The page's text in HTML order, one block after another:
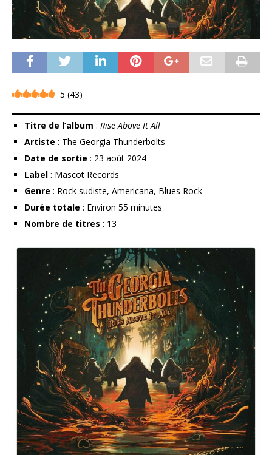
5 (43)
Titre de l’album : Rise Above It All
Artiste : The Georgia Thunderbolts
Date de sortie : 23 août 2024
Label : Mascot Records
Genre : Rock sudiste, Americana, Blues Rock
Durée totale : Environ 55 minutes
Nombre de titres : 13